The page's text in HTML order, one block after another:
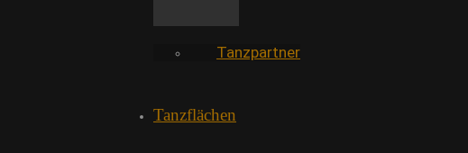
Tanzpartner
Tanzflächen